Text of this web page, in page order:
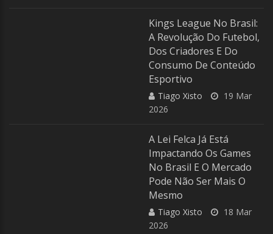
Kings League No Brasil:
A Revolução Do Futebol,
Dos Criadores E Do
Consumo De Conteúdo
Esportivo
Tiago Xisto
19 Mar
2026
A Lei Felca Já Está
Impactando Os Games
No Brasil E O Mercado
Pode Não Ser Mais O
Mesmo
Tiago Xisto
18 Mar
2026